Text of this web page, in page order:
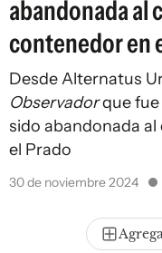
abandonada al
contenedor en
Desde Alternatus
Observadorque
sido abandonada
el Prado
30 de noviembre 2024